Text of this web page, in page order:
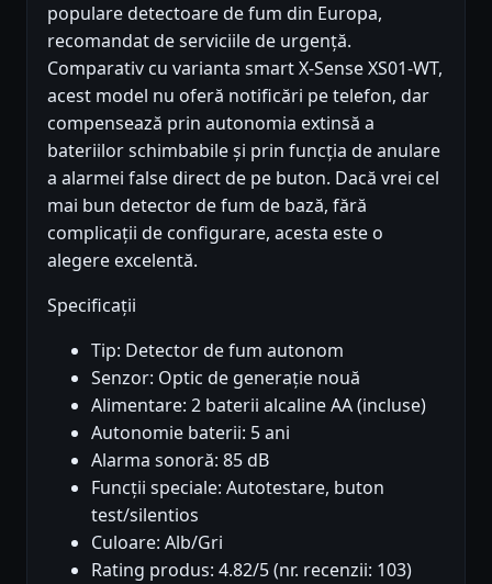
populare detectoare de fum din Europa,
recomandat de serviciile de urgență.
Comparativ cu varianta smart X-Sense XS01-WT,
acest model nu oferă notificări pe telefon, dar
compensează prin autonomia extinsă a
bateriilor schimbabile și prin funcția de anulare
a alarmei false direct de pe buton. Dacă vrei cel
mai bun detector de fum de bază, fără
complicații de configurare, acesta este o
alegere excelentă.
Specificații
Tip: Detector de fum autonom
Senzor: Optic de generație nouă
Alimentare: 2 baterii alcaline AA (incluse)
Autonomie baterii: 5 ani
Alarma sonoră: 85 dB
Funcții speciale: Autotestare, buton
test/silentios
Culoare: Alb/Gri
Rating produs: 4.82/5 (nr. recenzii: 103)